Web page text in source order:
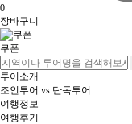
0
장바구니
쿠폰
투어소개
조인투어 vs 단독투어
여행정보
여행후기